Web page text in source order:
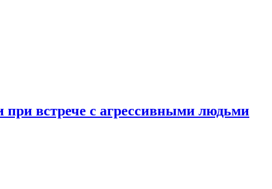
при встрече с агрессивными людьми